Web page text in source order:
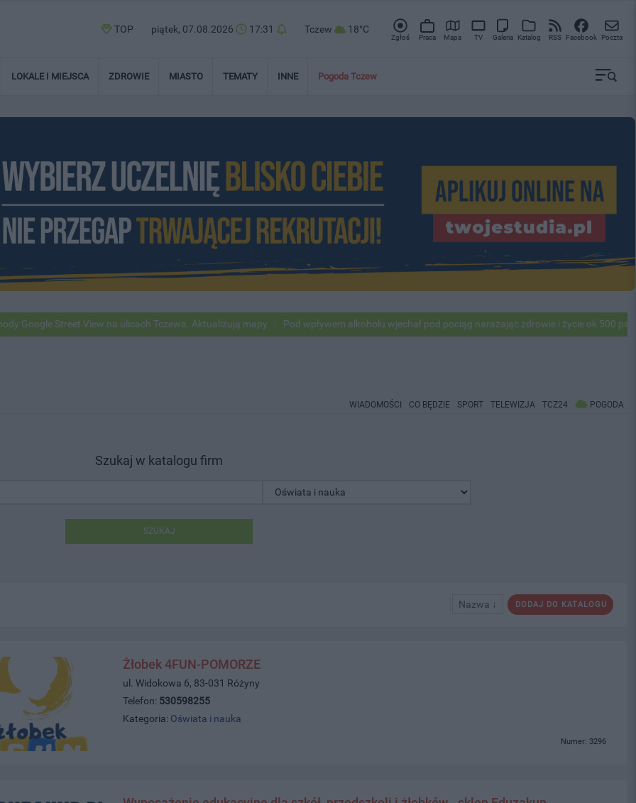
TOP piątek, 07.08.2026 17:31 Tczew 18°C
Zgłoś Praca Mapa TV Galeria Katalog RSS Facebook Poczta
LOKALE I MIEJSCA ZDROWIE MIASTO TEMATY INNE Pogoda Tczew
Street View na ulicach Tczewa. Aktualizują mapy Pod wpływem alkoholu wjechał pod pociąg narażając zdrowie i życie ok 500
WIADOMOŚCI CO BĘDZIE SPORT TELEWIZJA TCZ24 POGODA
Szukaj w katalogu firm
SZUKAJ
DODAJ DO KATALOGU
Nazwa ↓
Żłobek 4FUN-POMORZE
ul. Widokowa 6, 83-031 Różyny
Telefon: 530598255
Kategoria: Oświata i nauka
Numer: 3296